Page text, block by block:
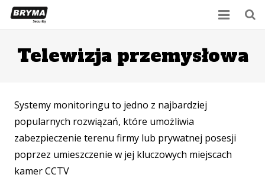
Oferta
Kontakt
Telewizja przemysłowa
Systemy monitoringu to jedno z najbardziej
popularnych rozwiązań, które umożliwia
zabezpieczenie terenu firmy lub prywatnej posesji
poprzez umieszczenie w jej kluczowych miejscach
kamer CCTV